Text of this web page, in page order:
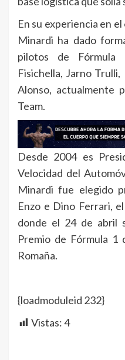
En su experiencia en
Minardi ha dado
pilotos de Fórmula
Fisichella, Jarno
Alonso, actualmente
Team.
Desde 2004 es
Velocidad del
Minardi fue elegido
Enzo e Dino Ferrari,
donde el 24 de abril
Premio de Fórmula 1
Romaña.
{loadmoduleid 232}
Vistas:4